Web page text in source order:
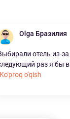
Olga Бразилия
отель из-
раз я бы
Ko'proq o'qish